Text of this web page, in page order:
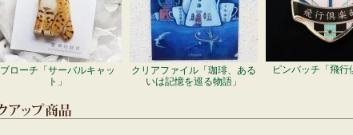
ブローチ「サーバルキャッ
ト」
クリアファイル「珈琲、ある
いは記憶を巡る物語」
ピンバッチ「飛行